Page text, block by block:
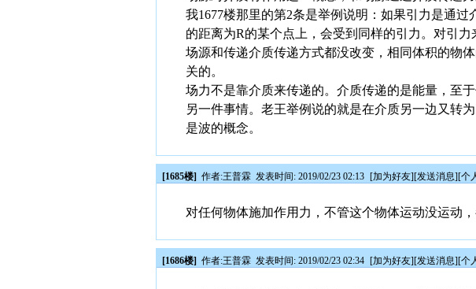
我1677楼那里的第2条是举例说明：如果引力是通
的距离为R的某个点上，会受到同样的引力。对引
场源和传递介质传递方式都没改变，相同体积的物
关的。
场力不是靠介质来传递的。介质传递的是能量，至
另一件事情。老王举例说的就是在介质另一边又转
是波的概念。
[1685楼] 作者:王普霖 发表时间: 2019/02/23 02:13 [加为好友][发送消息][个
对任何物体施加作用力，不管这个物体运动没运动
[1686楼] 作者:王普霖 发表时间: 2019/02/23 02:34 [加为好友][发送消息][个